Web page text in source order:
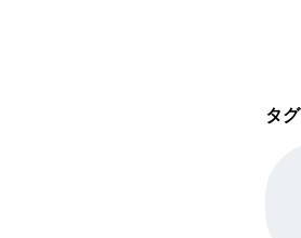
タグ